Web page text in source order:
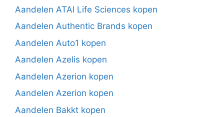
Aandelen ATAI Life Sciences kopen
Aandelen Authentic Brands kopen
Aandelen Auto1 kopen
Aandelen Azelis kopen
Aandelen Azerion kopen
Aandelen Azerion kopen
Aandelen Bakkt kopen